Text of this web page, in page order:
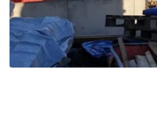
Verktøy og tilbehør
Forskaling